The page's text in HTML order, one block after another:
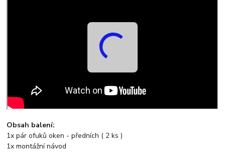
Obsah balení:
1x pár ofuků oken - předních ( 2 ks )
1x montážní návod